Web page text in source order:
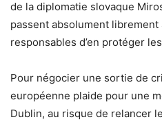
de la diplomatie slovaque
passent absolument
responsables d’en protéger
Pour négocier une sortie de
européenne plaide pour une
Dublin, au risque de relancer